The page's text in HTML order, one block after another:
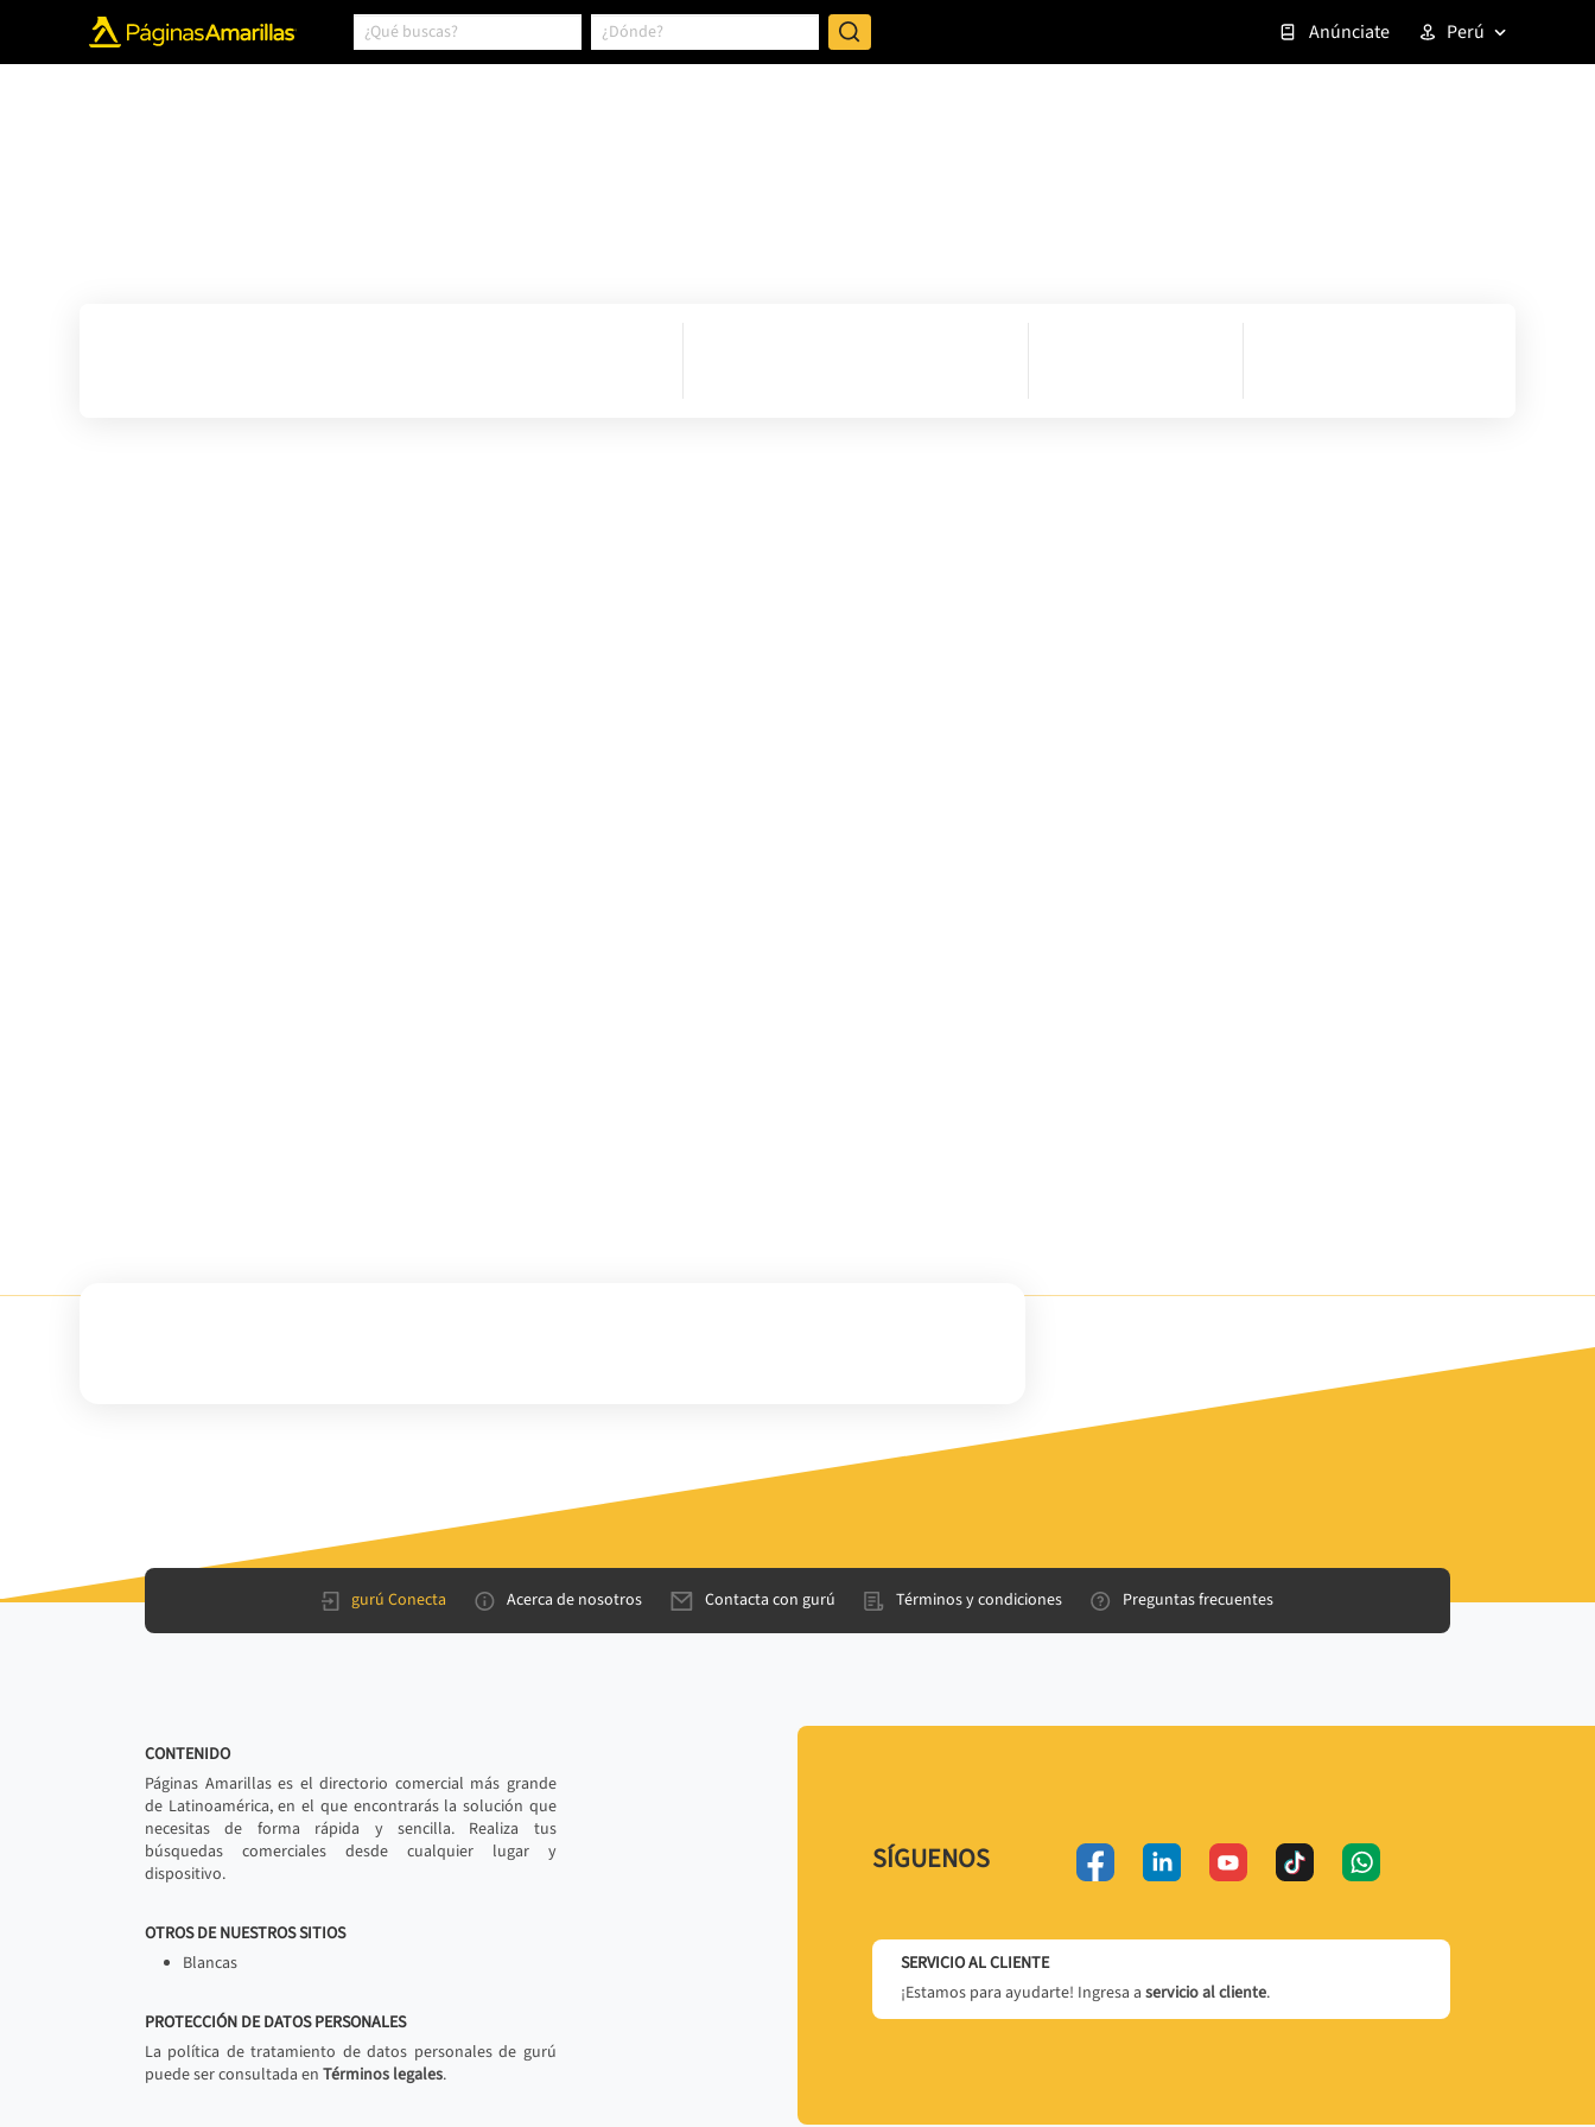
Anúnciate Perú
gurú Conecta Acerca de nosotros Contacta con gurú Términos y condiciones Preguntas frecuentes
CONTENIDO
Páginas Amarillas es el directorio comercial más grande
de Latinoamérica, en el que encontrarás la solución que
necesitas de forma rápida y sencilla. Realiza tus
búsquedas comerciales desde cualquier lugar y
dispositivo.
OTROS DE NUESTROS SITIOS
Blancas
PROTECCIÓN DE DATOS PERSONALES
La política de tratamiento de datos personales de gurú
puede ser consultada en Términos legales.
SÍGUENOS
SERVICIO AL CLIENTE
¡Estamos para ayudarte! Ingresa a servicio al cliente.